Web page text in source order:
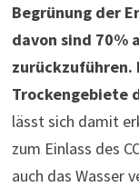
Begrünung der
davon sind 70%
zurückzuführen.
Trockengebiete
lässt sich damit
zum Einlass des
auch das Wasser